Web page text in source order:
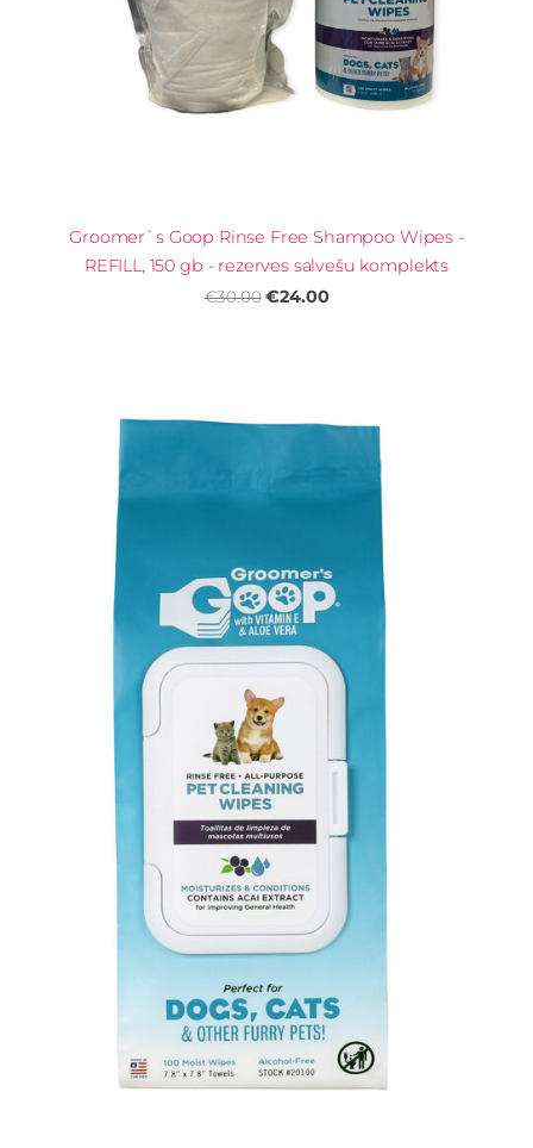
Groomer`s Goop Rinse Free Shampoo Wipes -
REFILL, 150 gb - rezerves salvešu komplekts
€30.00 €24.00